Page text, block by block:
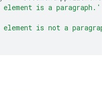
is a paragraph.'
is not a